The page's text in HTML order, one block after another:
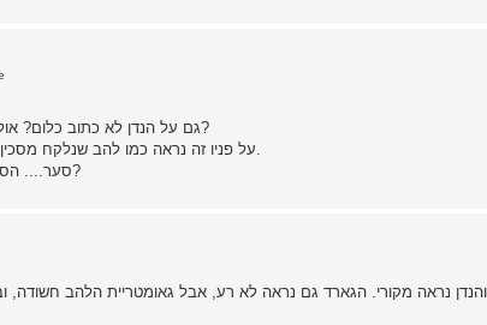
גם על הנדן לא כתוב כלום? אולי אותיות שנמחקו? מהיכן השגת אותה?
על פניו זה נראה כמו להב שנלקח מסכין אחת והורכבו לו ידית וגארד עבודת יד.
סער.... הסגנון הזה נראה לך מוכר או שזה רק אני?